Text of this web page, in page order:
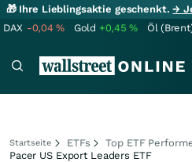
🎁 Ihre Lieblingsaktie geschenkt.→
DAX -0,04% Gold +0,45% Öl
Startseite ETFs
Top ETF
Pacer US Export Leaders ETF